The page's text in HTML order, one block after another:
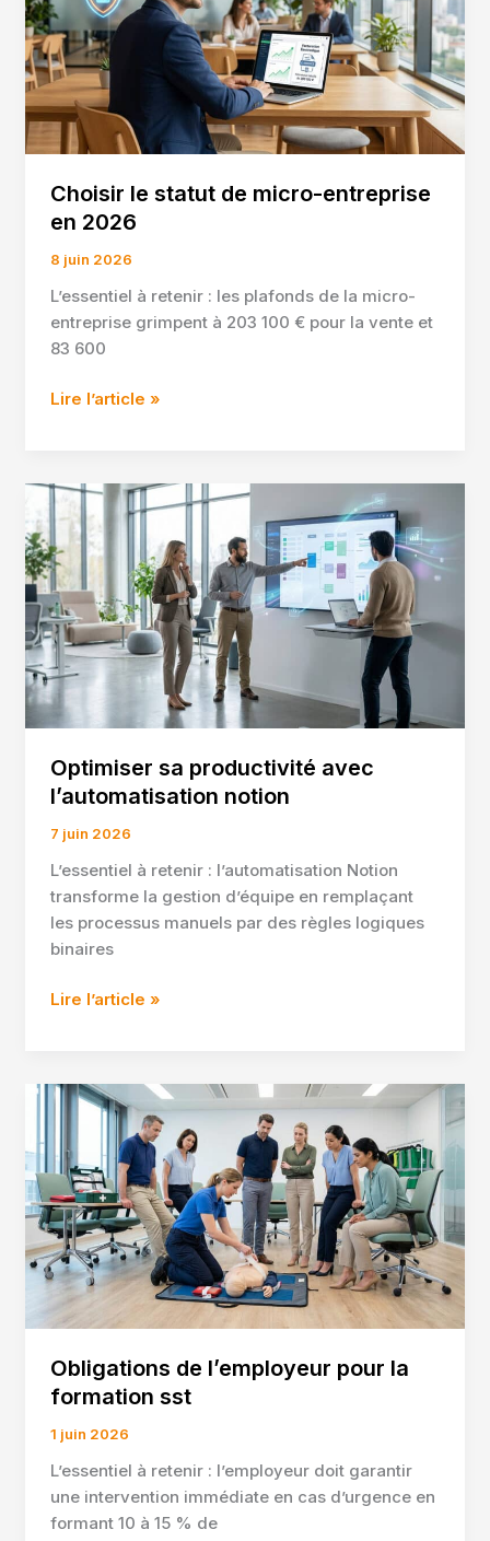
Choisir le statut de micro-entreprise
en 2026
8 juin 2026
L’essentiel à retenir : les plafonds de la micro-
entreprise grimpent à 203 100 € pour la vente et
83 600
Choisir
micro-
entreprise
en
2026
Lire l’article »
Optimiser sa productivité avec
l’automatisation notion
7 juin 2026
L’essentiel à retenir : l’automatisation Notion
transforme la gestion d’équipe en remplaçant
les processus manuels par des règles logiques
binaires
Optimiser
l’automatisation
Lire l’article »
Obligations de l’employeur pour la
formation sst
1 juin 2026
L’essentiel à retenir : l’employeur doit garantir
une intervention immédiate en cas d’urgence en
formant 10 à 15 % de